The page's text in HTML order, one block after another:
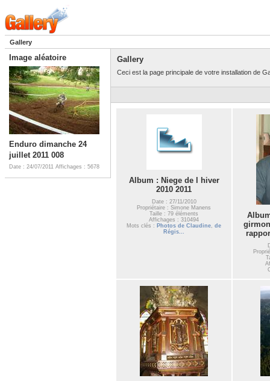
Gallery
Image aléatoire
Enduro dimanche 24
juillet 2011 008
Date : 24/07/2011 Affichages : 5678
Gallery
Ceci est la page principale de votre installation de
Album : Niege de l hiver
2010 2011
Date : 27/11/2010
Propriétaire : Simone Manens
Taille : 79 éléments
Affichages : 310494
Mots clés : Photos de Claudine de
Régis...